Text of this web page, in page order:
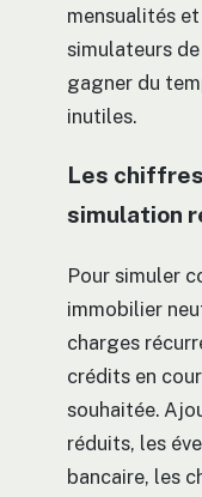
mensualités
simulateurs
gagner du
inutiles.
Les
simulation
Pour simuler
immobilier
charges
crédits en
souhaitée.
réduits, les
bancaire, les